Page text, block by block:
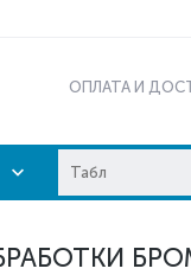
ОПЛАТА И